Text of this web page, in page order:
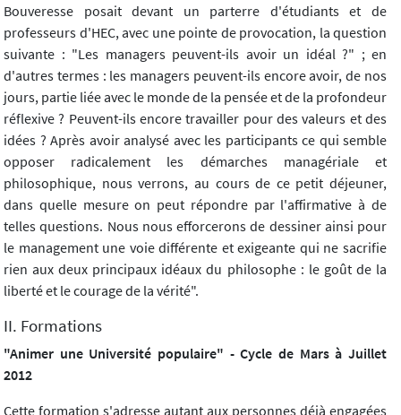
Bouveresse posait devant un parterre d'étudiants et de
professeurs d'HEC, avec une pointe de provocation, la question
suivante : "Les managers peuvent-ils avoir un idéal ?" ; en
d'autres termes : les managers peuvent-ils encore avoir, de nos
jours, partie liée avec le monde de la pensée et de la profondeur
réflexive ? Peuvent-ils encore travailler pour des valeurs et des
idées ? Après avoir analysé avec les participants ce qui semble
opposer radicalement les démarches managériale et
philosophique, nous verrons, au cours de ce petit déjeuner,
dans quelle mesure on peut répondre par l'affirmative à de
telles questions. Nous nous efforcerons de dessiner ainsi pour
le management une voie différente et exigeante qui ne sacrifie
rien aux deux principaux idéaux du philosophe : le goût de la
liberté et le courage de la vérité".
II. Formations
"Animer une Université populaire" - Cycle de Mars à Juillet
2012
Cette formation s'adresse autant aux personnes déjà engagées